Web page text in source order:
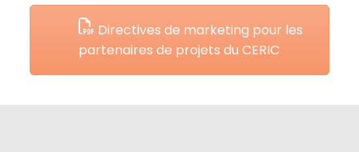
Directives de marketing pour les
partenaires de projets du CERIC